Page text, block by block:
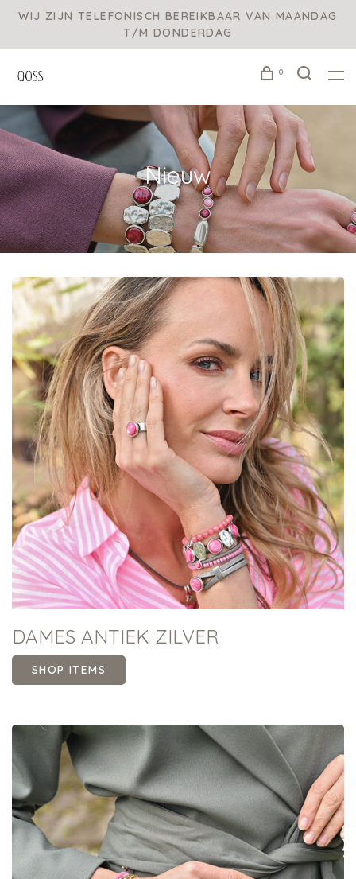
WIJ ZIJN TELEFONISCH BEREIKBAAR VAN MAANDAG
T/M DONDERDAG
0
Nieuw
DAMES ANTIEK ZILVER
SHOP ITEMS